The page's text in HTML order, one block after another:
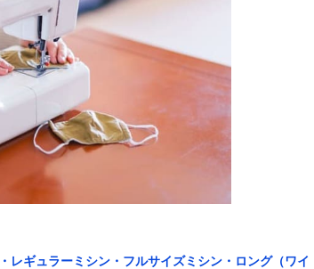
レギュラーミシン・フルサイズミシン・ロング（ワイ